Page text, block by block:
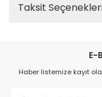
Taksit
E-
Haber listemize kayıt